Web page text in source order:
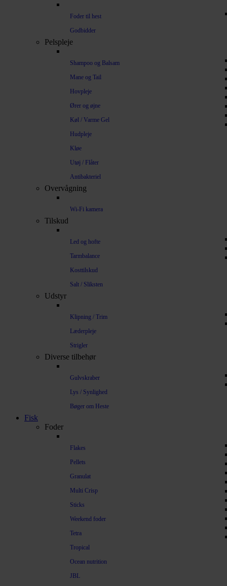
Foder til hest
Godbidder
Pelspleje
Shampoo og Balsam
Mane og Tail
Hovpleje
Ører og øjne
Køl / Varme Gel
Hudpleje
Kløe
Utøj / Flåter
Antibakteriel
Overvågning
Wi-Fi kamera
Tilskud
Led og hofte
Tarmbalance
Kosttilskud
Salt / Sliksten
Udstyr
Klipning / Trim
Læderpleje
Strigler
Diverse tilbehør
Gulvskraber
Lys / Synlighed
Bøger om Heste
Fisk
Foder
Flakes
Pellets
Granulat
Multi Crisp
Sticks
Weekend foder
Tetra
Tropical
Ocean nutrition
JBL